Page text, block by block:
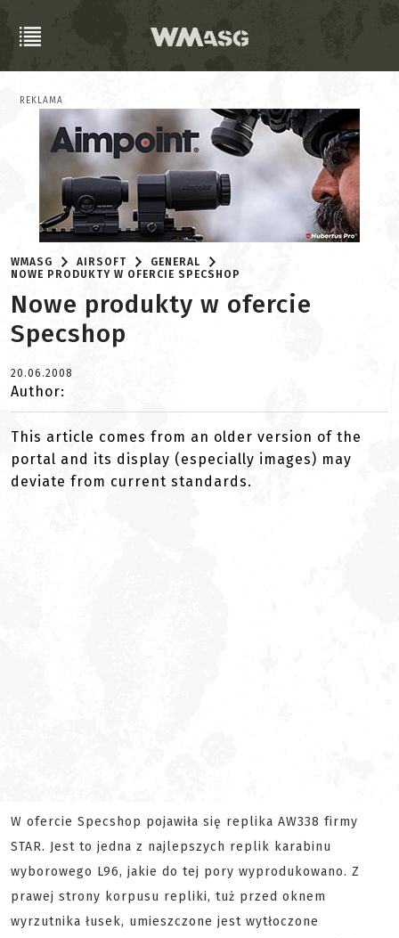
REKLAMA
WMASG AIRSOFT
GENERAL
NOWE PRODUKTY W OFERCIE SPECSHOP
Nowe produkty w ofercie
Specshop
20.06.2008
Author:
This article comes from an older version of the
portal and its display (especially images) may
deviate from current standards.
W ofercie Specshop pojawiła się replika AW338 firmy
STAR. Jest to jedna z najlepszych replik karabinu
wyborowego L96, jakie do tej pory wyprodukowano. Z
prawej strony korpusu repliki, tuż przed oknem
wyrzutnika łusek, umieszczone jest wytłoczone